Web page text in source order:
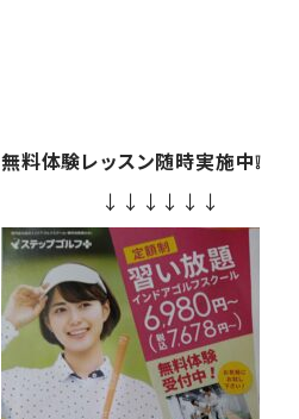
無料体験レッスン随時実施中❕
↓↓↓↓↓↓